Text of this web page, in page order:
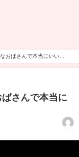
おばさんで本当にいい
ばさんで本当に